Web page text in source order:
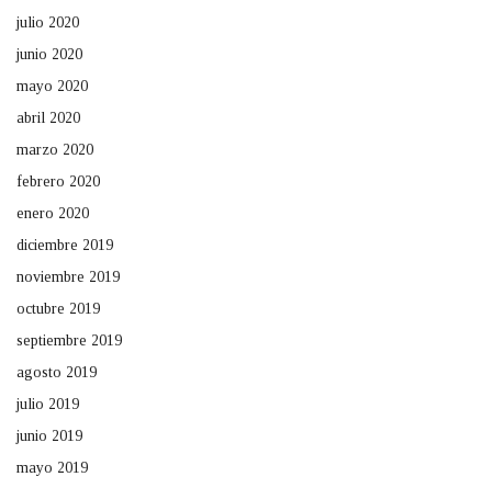
julio 2020
junio 2020
mayo 2020
abril 2020
marzo 2020
febrero 2020
enero 2020
diciembre 2019
noviembre 2019
octubre 2019
septiembre 2019
agosto 2019
julio 2019
junio 2019
mayo 2019